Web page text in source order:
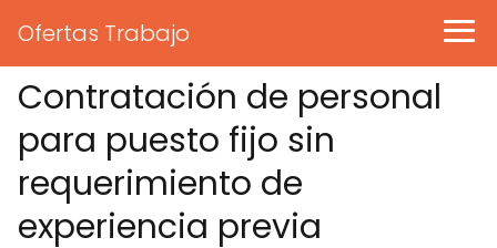
Ofertas Trabajo
Contratación de personal
para puesto fijo sin
requerimiento de
experiencia previa